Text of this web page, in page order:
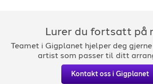
Lurer du fortsatt på
Teamet i Gigplanet hjelper deg
artist som passer til ditt
Kontakt oss i Gigplanet